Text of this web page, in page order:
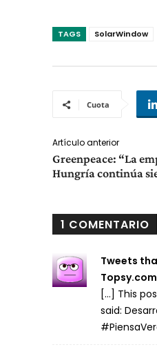
TAGS SolarWindow
Cuota
Artículo anterior
Greenpeace: “La
Hungría continúa
1 COMENTARIO
Tweets
Topsy.com
[…] This
said: